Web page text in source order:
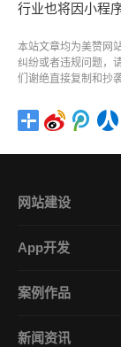
行业也将因小程
本站文章均为美赞网
纠纷或者违规问题，
们谢绝直接复制和抄
网站建设
集团企业官网
营销网站设计
商城网站定制
App开发
电商App开发
金融App开发
案例作品
直播案例展示
新闻资讯